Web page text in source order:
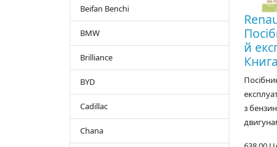
Beifan Benchi
BMW
Brilliance
BYD
Cadillac
Chana
й
Книга
з